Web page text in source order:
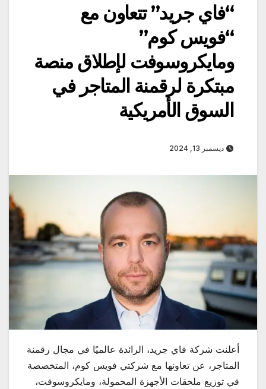
“فاي جريد” تتعاون مع
“فويس كوم”
ومايكروسوفت لإطلاق منصة
مبتكرة لرقمنة المتاجر في
السوق الأمريكية
ديسمبر 13, 2024
أعلنت شركة فاي جريد، الرائدة عالميًا في مجال رقمنة
المتاجر، عن تعاونها مع شركتي فويس كوم، المتخصصة
في توزيع ملحقات الأجهزة المحمولة، ومايكروسوفت،